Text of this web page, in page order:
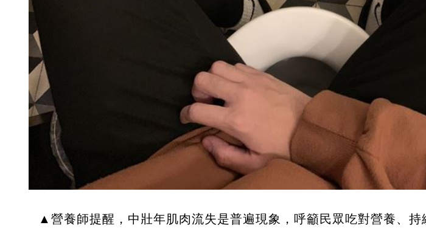
▲營養師提醒，中壯年肌肉流失是普遍現象，呼籲民眾吃對營養、